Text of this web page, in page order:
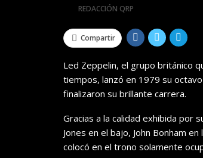
REDACCIÓN QRP
Compartir
Led Zeppelin, el grupo británico
tiempos, lanzó en 1979 su
finalizaron su brillante carrera.
Gracias a la calidad exhibida por
Jones en el bajo, John Bonham
colocó en el trono solamente